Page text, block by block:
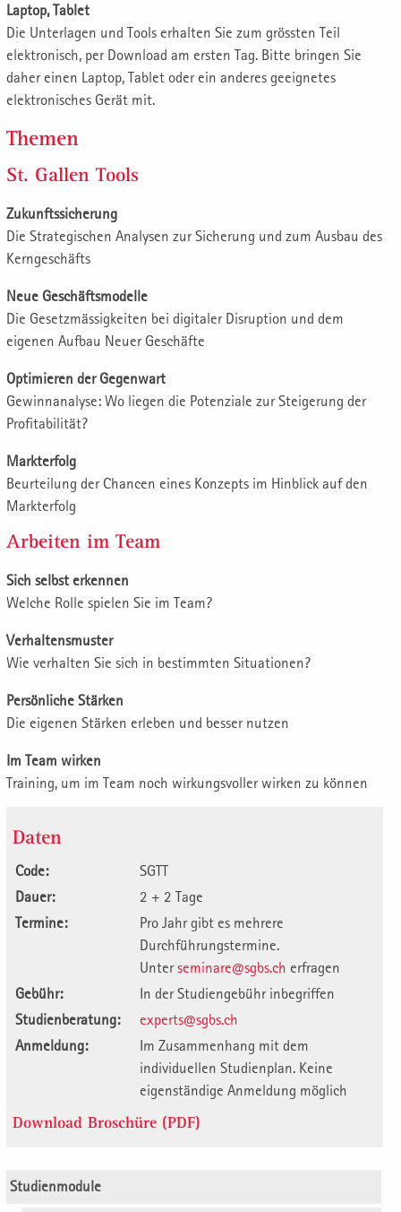
Laptop, Tablet
Die Unterlagen und Tools erhalten Sie zum grössten Teil
elektronisch, per Download am ersten Tag. Bitte bringen Sie
daher einen Laptop, Tablet oder ein anderes geeignetes
elektronisches Gerät mit.
Themen
St. Gallen Tools
Zukunftssicherung
Die Strategischen Analysen zur Sicherung und zum Ausbau des
Kerngeschäfts
Neue Geschäftsmodelle
Die Gesetzmässigkeiten bei digitaler Disruption und dem
eigenen Aufbau Neuer Geschäfte
Optimieren der Gegenwart
Gewinnanalyse: Wo liegen die Potenziale zur Steigerung der
Profitabilität?
Markterfolg
Beurteilung der Chancen eines Konzepts im Hinblick auf den
Markterfolg
Arbeiten im Team
Sich selbst erkennen
Welche Rolle spielen Sie im Team?
Verhaltensmuster
Wie verhalten Sie sich in bestimmten Situationen?
Persönliche Stärken
Die eigenen Stärken erleben und besser nutzen
Im Team wirken
Training, um im Team noch wirkungsvoller wirken zu können
Daten
Code:
SGTT
Dauer:
2 + 2 Tage
Termine:
Pro Jahr gibt es mehrere
Durchführungstermine.
Unterseminare@sgbs.ch erfragen
Gebühr:
In der Studiengebühr inbegriffen
Studienberatung:
experts@sgbs.ch
Anmeldung:
Im Zusammenhang mit dem
individuellen Studienplan. Keine
eigenständige Anmeldung möglich
Download Broschüre (PDF)
Studienmodule